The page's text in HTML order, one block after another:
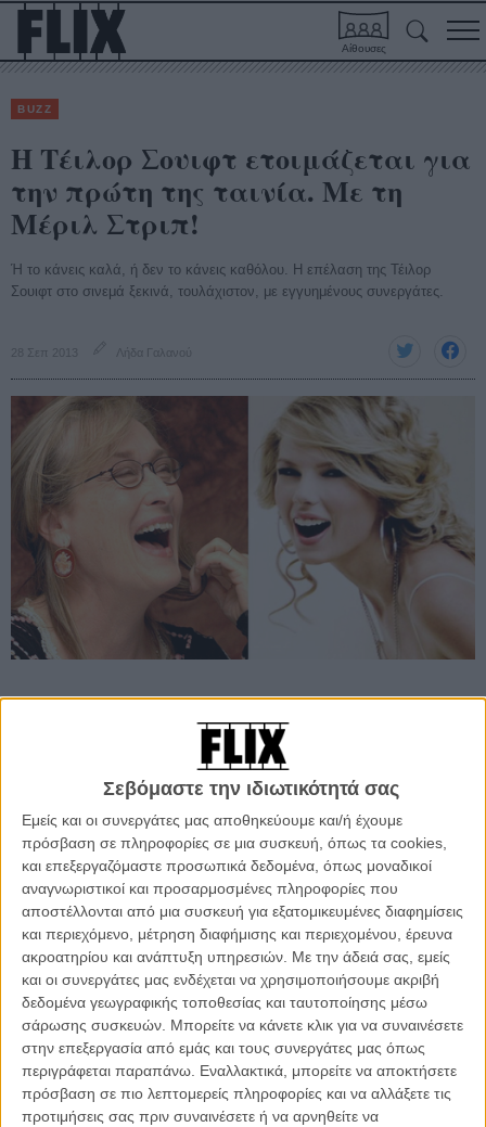
Σεβόμαστε την ιδιωτικότητά σας
Εμείς και οι συνεργάτες μας αποθηκεύουμε και/ή έχουμε
πρόσβαση σε πληροφορίες σε μια συσκευή, όπως τα cookies,
και επεξεργαζόμαστε προσωπικά δεδομένα, όπως μοναδικοί
αναγνωριστικοί και προσαρμοσμένες πληροφορίες που
αποστέλλονται από μια συσκευή για εξατομικευμένες διαφημίσεις
και περιεχόμενο, μέτρηση διαφήμισης και περιεχομένου, έρευνα
ακροατηρίου και ανάπτυξη υπηρεσιών. Με την άδειά σας, εμείς
και οι συνεργάτες μας ενδέχεται να χρησιμοποιήσουμε ακριβή
δεδομένα γεωγραφικής τοποθεσίας και ταυτοποίησης μέσω
σάρωσης συσκευών. Μπορείτε να κάνετε κλικ για να συναινέσετε
στην επεξεργασία από εμάς και τους συνεργάτες μας όπως
περιγράφεται παραπάνω. Εναλλακτικά, μπορείτε να αποκτήσετε
πρόσβαση σε πιο λεπτομερείς πληροφορίες και να αλλάξετε τις
προτιμήσεις σας πριν συναινέσετε ή να αρνηθείτε να
Αίθουσες
BUZZ
Η Τέιλορ Σουιφτ ετοιμάζεται για
την πρώτη της ταινία. Με τη
Μέριλ Στριπ!
Ή το κάνεις καλά, ή δεν το κάνεις καθόλου. Η επέλαση της Τέιλορ
Σουιφτ στο σινεμά ξεκινά, τουλάχιστον, με εγγυημένους συνεργάτες.
28 Σεπ 2013 Λήδα Γαλανού
Προσθέστε το Flix στις προτιμήσεις σας στο
Google
Εκτός από ένα πέρασμα στο «Valentine’s Day», η Τέιλορ Σουιφτ
αντιμετωπίζει το σινεμά ως… παρθένο έδαφος. Και για να είναι η
εμπειρία του πρώτου της κινηματογραφικού ρόλου όσο γίνεται πιο
ανώδυνη, επιλέγει το «The Giver», όπου τουλάχιστον η
πρωταγωνιστική της παρέα θα τη βάλει στο σωστό κλίμα.
Το «The Giver», παραγωγή της Weinstein Company και της Walden
Media, αποτελεί μεταφορά του ομότιτλου young adult
μυθιστορήματος της Λόις Λόουρι που κυκλοφόρησε το 1993 κι
εκτυλίσσεται σ’ ένα μελλοντικό σύμπαν, όπου ο πόνος, οι ασθένειες
και η θλίψη έχουν εξαφανιστεί κι όπου κυριαρχεί η «Ομοιότητα»,
αντικαθιστώντας την ελεύθερη βούληση με μια ασφαλή, όσο και
ρηχή διαβίωση.